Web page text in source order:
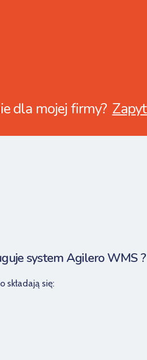
dla mojej firmy?
system Agilero WMS ?
składają się: